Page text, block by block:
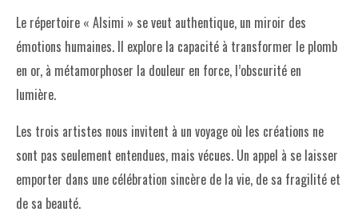
Le répertoire « Alsimi » se veut authentique, un miroir des
émotions humaines. Il explore la capacité à transformer le plomb
en or, à métamorphoser la douleur en force, l’obscurité en
lumière.
Les trois artistes nous invitent à un voyage où les créations ne
sont pas seulement entendues, mais vécues. Un appel à se laisser
emporter dans une célébration sincère de la vie, de sa fragilité et
de sa beauté.